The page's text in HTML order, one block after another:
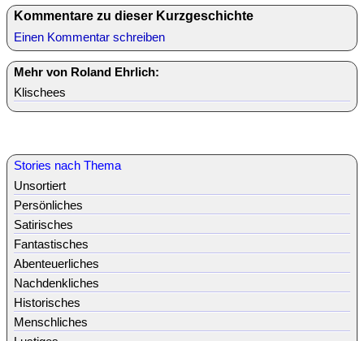
Kommentare zu dieser Kurzgeschichte
Einen Kommentar schreiben
Mehr von Roland Ehrlich:
Klischees
Stories nach Thema
Unsortiert
Persönliches
Satirisches
Fantastisches
Abenteuerliches
Nachdenkliches
Historisches
Menschliches